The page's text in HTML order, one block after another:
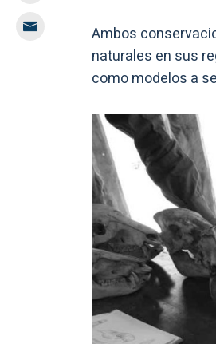
Ambos
naturales en sus
como modelos a